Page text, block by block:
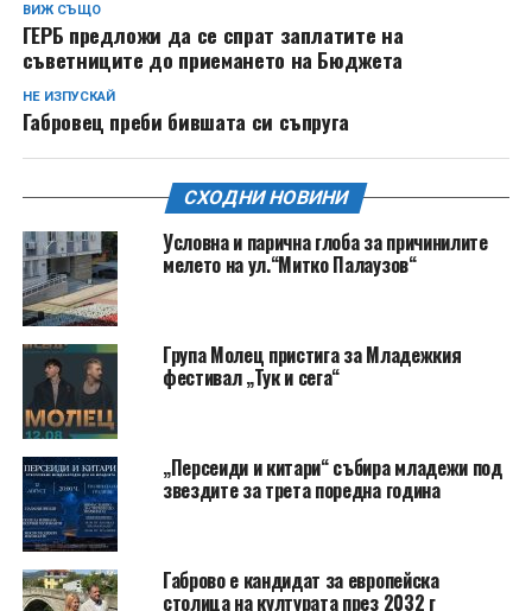
ВИЖ СЪЩО
ГЕРБ предложи да се спрат заплатите на
съветниците до приемането на Бюджета
НЕ ИЗПУСКАЙ
Габровец преби бившата си съпруга
СХОДНИ НОВИНИ
Условна и парична глоба за причинилите
мелето на ул.“Митко Палаузов“
Група Молец пристига за Младежкия
фестивал „Тук и сега“
„Персеиди и китари“ събира младежи под
звездите за трета поредна година
Габрово е кандидат за европейска
столица на културата през 2032 г